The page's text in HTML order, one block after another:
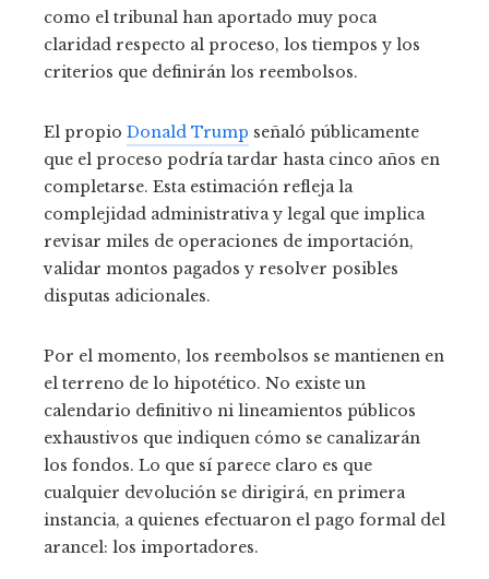
como el tribunal han aportado muy poca
claridad respecto al proceso, los tiempos y los
criterios que definirán los reembolsos.
El propio Donald Trump señaló públicamente
que el proceso podría tardar hasta cinco años en
completarse. Esta estimación refleja la
complejidad administrativa y legal que implica
revisar miles de operaciones de importación,
validar montos pagados y resolver posibles
disputas adicionales.
Por el momento, los reembolsos se mantienen en
el terreno de lo hipotético. No existe un
calendario definitivo ni lineamientos públicos
exhaustivos que indiquen cómo se canalizarán
los fondos. Lo que sí parece claro es que
cualquier devolución se dirigirá, en primera
instancia, a quienes efectuaron el pago formal del
arancel: los importadores.